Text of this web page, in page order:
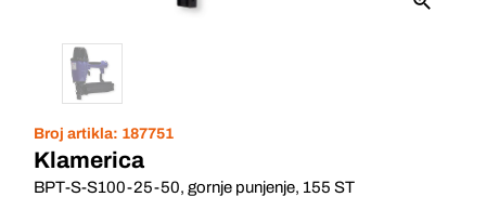
Broj artikla: 187751
Klamerica
BPT-S-S100-25-50, gornje punjenje, 155 ST